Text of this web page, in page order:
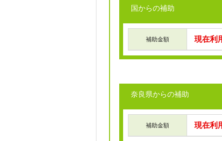
国からの補助
補助金額 現在利
奈良県からの補助
補助金額 現在利